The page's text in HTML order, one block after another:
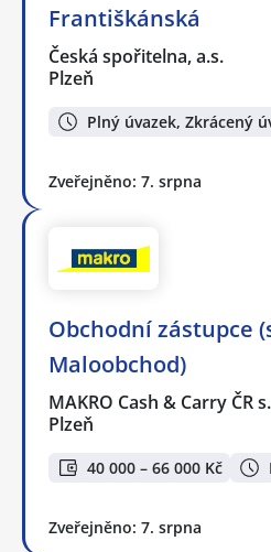
Františkánská
Česká spořitelna, a.s.
Plzeň
Plný úvazek, Zkrácený
Zveřejněno: 7. srpna
Obchodní zástupce
Maloobchod)
MAKRO Cash & Carry ČR
Plzeň
40 000 – 66 000 Kč
Zveřejněno: 7. srpna